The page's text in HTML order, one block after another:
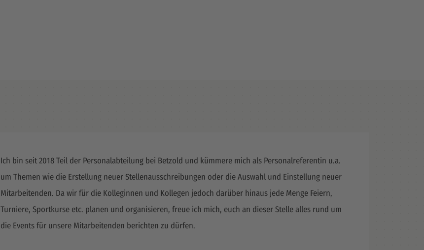
Ich bin seit 2018 Teil der Personalabteilung bei Betzold und kümmere mich als Personalreferentin u.a.
um Themen wie die Erstellung neuer Stellenausschreibungen oder die Auswahl und Einstellung neuer
Mitarbeitenden. Da wir für die Kolleginnen und Kollegen jedoch darüber hinaus jede Menge Feiern,
Turniere, Sportkurse etc. planen und organisieren, freue ich mich, euch an dieser Stelle alles rund um
die Events für unsere Mitarbeitenden berichten zu dürfen.